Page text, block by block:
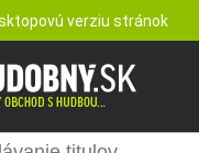
verziu stránok